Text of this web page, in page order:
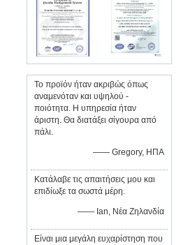
Το προϊόν ήταν ακριβώς όπως
αναμενόταν και υψηλού -
ποιότητα. Η υπηρεσία ήταν
άριστη. Θα διατάξει σίγουρα από
πάλι.
—— Gregory, ΗΠΑ
Κατάλαβε τις απαιτήσεις μου και
επιδίωξε τα σωστά μέρη.
—— Ian, Νέα Ζηλανδία
Είναι μια μεγάλη ευχαρίστηση που